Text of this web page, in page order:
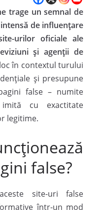
trage un semnal de
de influențare
urilor oficiale ale
și agenții de
în contextul turului
și presupune
false – numite
imită cu exactitate
legitime.
false?
site-uri false
într-un mod